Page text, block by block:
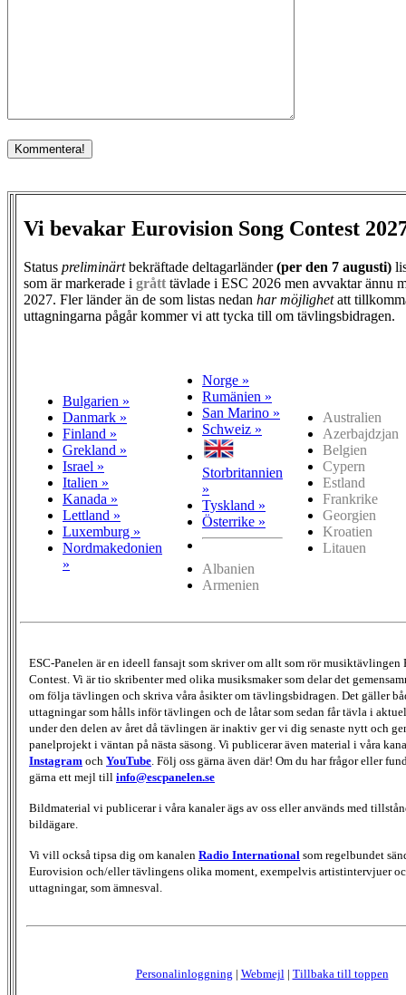
Vi bevakar Eurovision Song Contest
Status preliminärtbekräftade deltagarländer(per den 7 augusti)
som är markerade i grått tävlade i ESC 2026 men avvaktar ännu
2027. Fler länder än de som listas nedan har möjlighetatt
uttagningarna pågår kommer vi att tycka till om tävlingsbidragen.
Bulgarien »
Danmark »
Finland »
Grekland »
Israel »
Italien »
Kanada »
Lettland »
Luxemburg »
Nordmakedonien
»
Norge »
Rumänien »
San Marino »
Schweiz »
Storbritannien
»
Tyskland »
Österrike »
Albanien
Armenien
Australien
Azerbajdzjan
Belgien
Cypern
Estland
Frankrike
Georgien
Kroatien
Litauen
ESC-Panelen är en ideell fansajt som skriver om allt som rör musiktävlingen
Contest. Vi är tio skribenter med olika musiksmaker som delar det
om följa tävlingen och skriva våra åsikter om tävlingsbidragen. Det gäller
uttagningar som hålls inför tävlingen och de låtar som sedan får tävla i
under den delen av året då tävlingen är inaktiv ger vi dig senaste nytt och
panelprojekt i väntan på nästa säsong. Vi publicerar även material i våra
Instagram och YouTube. Följ oss gärna även där! Om du har frågor eller
gärna ett mejl till info@escpanelen.se
Bildmaterial vi publicerar i våra kanaler ägs av oss eller används med
bildägare.
Vi vill också tipsa dig om kanalen Radio International som regelbundet
Eurovision och/eller tävlingens olika moment, exempelvis artistintervjuer
uttagningar, som ämnesval.
Personalinloggning | Webmejl| Tillbaka till toppen